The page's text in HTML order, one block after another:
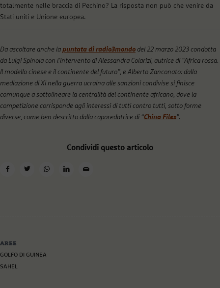
totalmente nelle braccia di Pechino? La risposta non può che venire da
Stati uniti e Unione europea.
Da ascoltare anche la puntata di radio3mondo del 22 marzo 2023 condotta
da Luigi Spinola con l’intervento di Alessandra Colarizi, autrice di “Africa rossa.
Il modello cinese e il continente del futuro”, e Alberto Zanconato: dalla
mediazione di Xi nella guerra ucraina alle sanzioni condivise si finisce
comunque a sottolineare la centralità del continente africano, dove la
competizione corrisponde agli interessi di tutti contro tutti, sotto forme
diverse, come ben descritto dalla caporedatrice di “China Files”.
Condividi questo articolo
AREE
GOLFO DI GUINEA
SAHEL